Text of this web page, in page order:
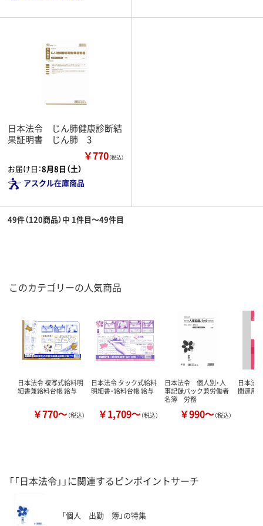
日本法令 じん肺健康診断結
果証明書 じん肺 3
￥770（税込）
お届け日：8月8日（土）
アスクル在庫商品
49件（120商品）中 1件目～49件目
このカテゴリーの人気商品
日本法令 複写式給料明
細書兼給料台帳 給与
￥770～（税込）
日本法令 タック式給料
明細書・給料台帳 給与
￥1,709～（税込）
日本法令 個人別・人
事記録パック兼労働者
名簿 労務
￥990～（税込）
日本法令
関連用
「「日本法令」」に関連するピンポイントサーチ
「個人 出勤 簿」の特集